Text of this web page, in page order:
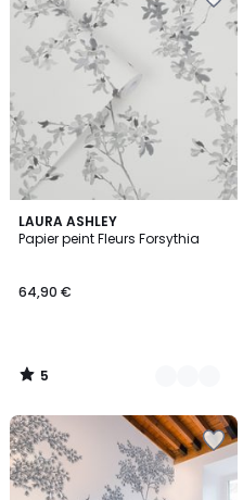
LAURA ASHLEY
Papier peint Fleurs Forsythia
64,90 €
5
/
2
Couleurs
5
/